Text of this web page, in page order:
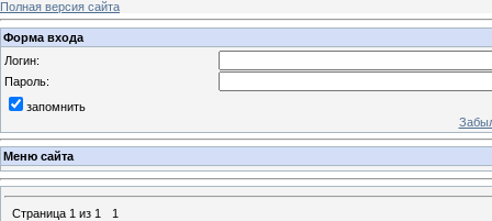
Полная версия сайта
Форма входа
Логин:
Пароль:
запомнить
Меню сайта
Страница 1 из 1 1